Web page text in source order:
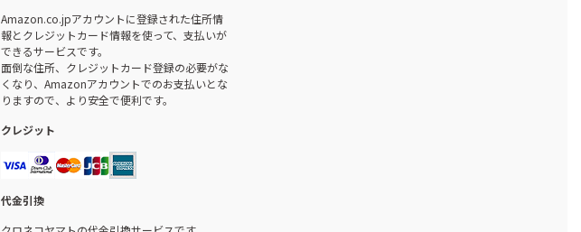
Amazon.co.jpアカウントに登録された住所情
報とクレジットカード情報を使って、支払いが
できるサービスです。
面倒な住所、クレジットカード登録の必要がな
くなり、Amazonアカウントでのお支払いとな
りますので、より安全で便利です。
クレジット
代金引換